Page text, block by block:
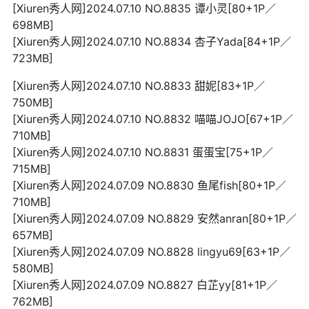
[Xiuren秀人网]2024.07.10 NO.8835 谭小灵[80+1P／
698MB]
[Xiuren秀人网]2024.07.10 NO.8834 杏子Yada[84+1P／
723MB]
[Xiuren秀人网]2024.07.10 NO.8833 甜妮[83+1P／
750MB]
[Xiuren秀人网]2024.07.10 NO.8832 喵喵JOJO[67+1P／
710MB]
[Xiuren秀人网]2024.07.10 NO.8831 蛋蛋宝[75+1P／
715MB]
[Xiuren秀人网]2024.07.09 NO.8830 鱼尾fish[80+1P／
710MB]
[Xiuren秀人网]2024.07.09 NO.8829 安然anran[80+1P／
657MB]
[Xiuren秀人网]2024.07.09 NO.8828 lingyu69[63+1P／
580MB]
[Xiuren秀人网]2024.07.09 NO.8827 白芷yy[81+1P／
762MB]